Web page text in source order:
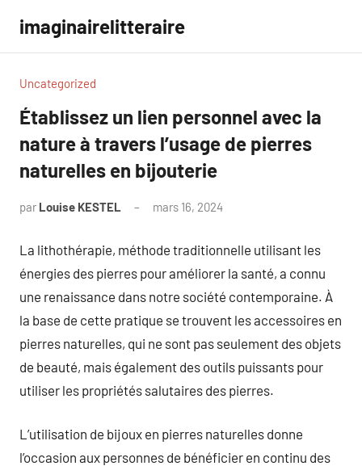
contenu
imaginairelitteraire
Uncategorized
Établissez un lien personnel avec la
nature à travers l’usage de pierres
naturelles en bijouterie
par Louise KESTEL mars 16, 2024
La lithothérapie, méthode traditionnelle utilisant les
énergies des pierres pour améliorer la santé, a connu
une renaissance dans notre société contemporaine. À
la base de cette pratique se trouvent les accessoires en
pierres naturelles, qui ne sont pas seulement des objets
de beauté, mais également des outils puissants pour
utiliser les propriétés salutaires des pierres.
L’utilisation de bijoux en pierres naturelles donne
l’occasion aux personnes de bénéficier en continu des